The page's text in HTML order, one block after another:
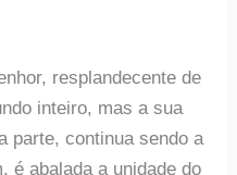
resplandecente de
inteiro, mas a sua
parte, continua sendo a
é abalada a unidade do